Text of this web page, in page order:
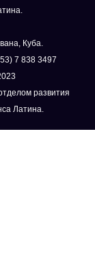
Куба.
7 838 3497
развития
Латина.